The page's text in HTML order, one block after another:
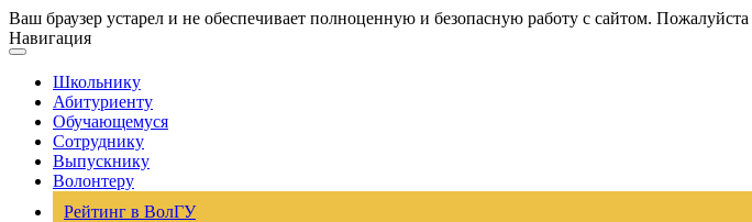
Ваш браузер устарел и не обеспечивает полноценную и безопасную работу с сайтом. Пожалуйста
Навигация
Школьнику
Абитуриенту
Обучающемуся
Сотруднику
Выпускнику
Волонтеру
Рейтинг в ВолГУ